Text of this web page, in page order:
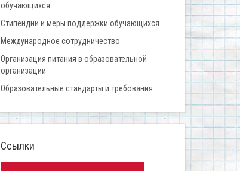
обучающихся
Стипендии и меры поддержки обучающихся
Международное сотрудничество
Организация питания в образовательной
организации
Образовательные стандарты и требования
Ссылки